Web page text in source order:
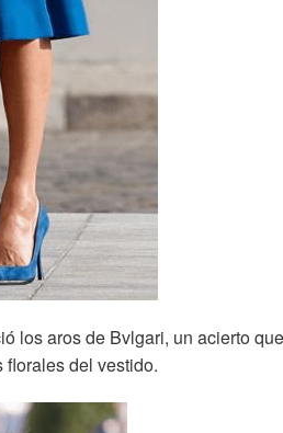
los aros de Bvlgari, un acierto
del vestido.